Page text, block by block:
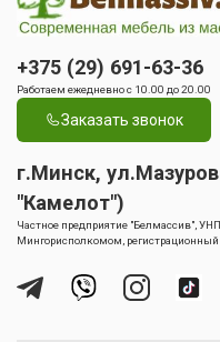
+375 (29) 691-63-36
Работаем ежедневно с 10.00 до 20.00
Заказать звонок
г.Минск,
"Камелот")
Частное предприятие "Белмассив",
Мингорисполкомом,